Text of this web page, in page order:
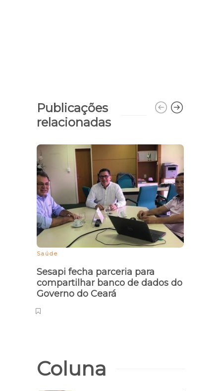
Publicações
relacionadas
Saúde
Sesapi fecha parceria para
compartilhar banco de dados do
Governo do Ceará
Coluna